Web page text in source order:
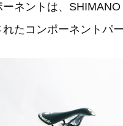
ネントは、
たコンポーネントパ